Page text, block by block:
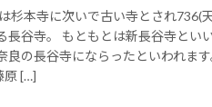
杉本寺に次いで古い寺とされ736(
長谷寺。 もともとは新長谷寺とい
良の長谷寺にならったといわれま
原 […]